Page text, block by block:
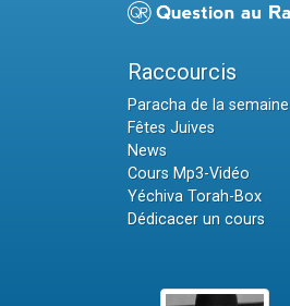
Raccourcis
Paracha de la semaine
Fêtes Juives
News
Cours Mp3-Vidéo
Yéchiva Torah-Box
Dédicacer un cours